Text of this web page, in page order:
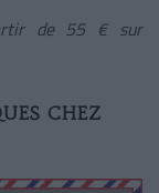
de 55 € sur
CHEZ